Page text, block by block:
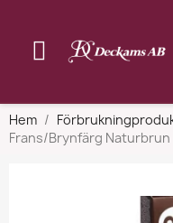
Hem
Frans/Brynfärg Naturbrun